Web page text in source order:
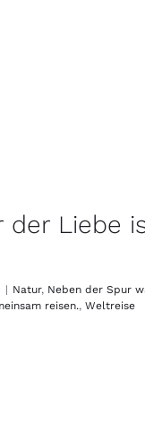
der Liebe
| Natur, Neben der Spur
reisen., Weltreise